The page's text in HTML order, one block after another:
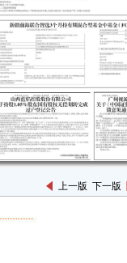
上一版 下一版
告》
公
《反
并按
了核
回复
讯网
子科
反馈
披露